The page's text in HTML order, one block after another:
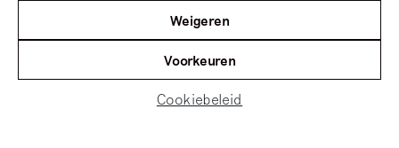
Weigeren
Voorkeuren
Cookiebeleid